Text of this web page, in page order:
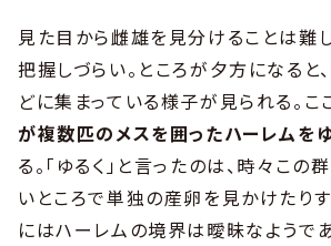
見た目から雌雄を見分けることは難
把握しづらい。ところが夕方になると
どに集まっている様子が見られる。こ
が複数匹のメスを囲ったハーレムを
る。「ゆるく」と言ったのは、時々こ
いところで単独の産卵を見かけたり
にはハーレムの境界は曖昧なようであ